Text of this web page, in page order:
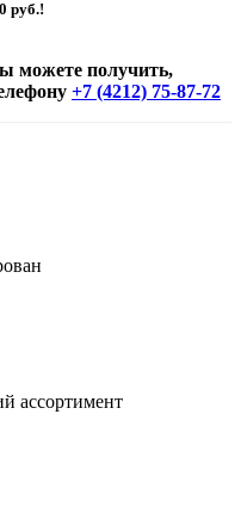
руб.!
можете получить,
+7 (4212) 75-87-72
ассортимент